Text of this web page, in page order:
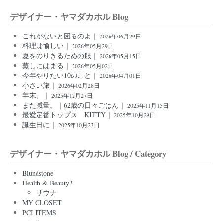
デザイナー・ヤマダカホル Blog
これがないと困るのよ｜ 2026年06月29日
料理は愉しい｜ 2026年05月29日
夏をのりきるための服｜ 2026年05月15日
蒸しにはまる｜ 2026年05月02日
今年やりたい10のこと｜ 2026年04月01日
小さい旅｜ 2026年02月28日
年末。｜ 2025年12月27日
また減量。｜62歳の日々ごはん｜ 2025年11月15日
最愛定番トップス KITTY｜ 2025年10月29日
誕生日に｜ 2025年10月23日
デザイナー・ヤマダカホル Blog / Category
Blundstone
Health & Beauty?
サウナ
MY CLOSET
PCI ITEMS